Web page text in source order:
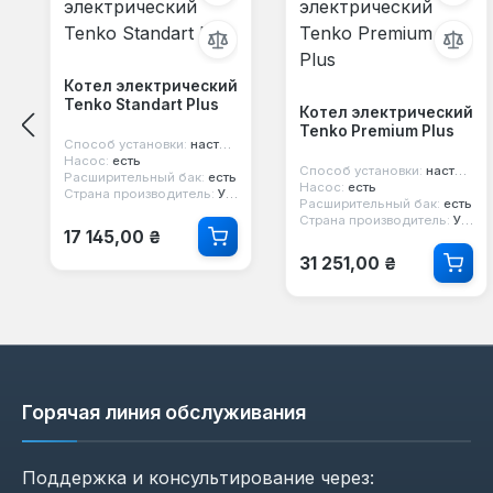
Котел электрический
Tenko Standart Plus
Способ установки: настенный
Насос: есть
Расширительный бак: есть
Страна производитель: Украина
Обычная цена:
17 145,00 ₴
Котел электрический
Tenko Premium Plus
Способ установки: настенный
Насос: есть
Расширительный бак: есть
Страна производитель: Украина
Обычная цена:
31 251,00 ₴
Горячая линия обслуживания
Поддержка и консультирование через: